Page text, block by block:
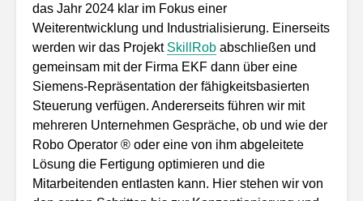
das Jahr 2024 klar im Fokus einer
Weiterentwicklung und Industrialisierung. Einerseits
werden wir das Projekt SkillRob abschließen und
gemeinsam mit der Firma EKF dann über eine
Siemens-Repräsentation der fähigkeitsbasierten
Steuerung verfügen. Andererseits führen wir mit
mehreren Unternehmen Gespräche, ob und wie der
Robo Operator ® oder eine von ihm abgeleitete
Lösung die Fertigung optimieren und die
Mitarbeitenden entlasten kann. Hier stehen wir von